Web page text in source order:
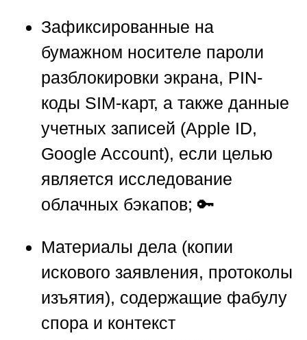
Зафиксированные на
бумажном носителе пароли
разблокировки экрана, PIN-
коды SIM-карт, а также данные
учетных записей (Apple ID,
Google Account), если целью
является исследование
облачных бэкапов; 🔑
Материалы дела (копии
искового заявления, протоколы
изъятия), содержащие фабулу
спора и контекст